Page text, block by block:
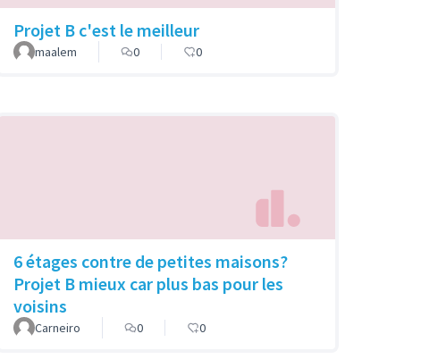
Projet B c'est le meilleur
maalem 0 0
6 étages contre de petites maisons?
Projet B mieux car plus bas pour les
voisins
Carneiro 0 0